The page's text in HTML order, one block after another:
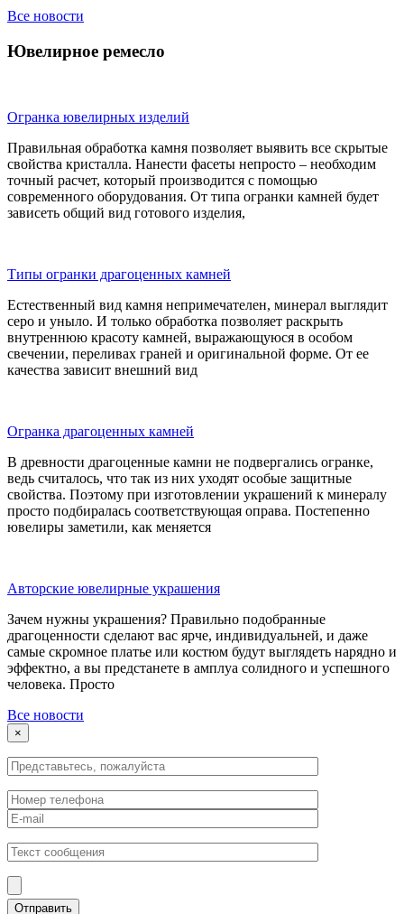
Все новости
Ювелирное ремесло
Огранка ювелирных изделий
Правильная обработка камня позволяет выявить все скрытые
свойства кристалла. Нанести фасеты непросто – необходим
точный расчет, который производится с помощью
современного оборудования. От типа огранки камней будет
зависеть общий вид готового изделия,
Типы огранки драгоценных камней
Естественный вид камня непримечателен, минерал выглядит
серо и уныло. И только обработка позволяет раскрыть
внутреннюю красоту камней, выражающуюся в особом
свечении, переливах граней и оригинальной форме. От ее
качества зависит внешний вид
Огранка драгоценных камней
В древности драгоценные камни не подвергались огранке,
ведь считалось, что так из них уходят особые защитные
свойства. Поэтому при изготовлении украшений к минералу
просто подбиралась соответствующая оправа. Постепенно
ювелиры заметили, как меняется
Авторские ювелирные украшения
Зачем нужны украшения? Правильно подобранные
драгоценности сделают вас ярче, индивидуальней, и даже
самые скромное платье или костюм будут выглядеть нарядно и
эффектно, а вы предстанете в амплуа солидного и успешного
человека. Просто
Все новости
×